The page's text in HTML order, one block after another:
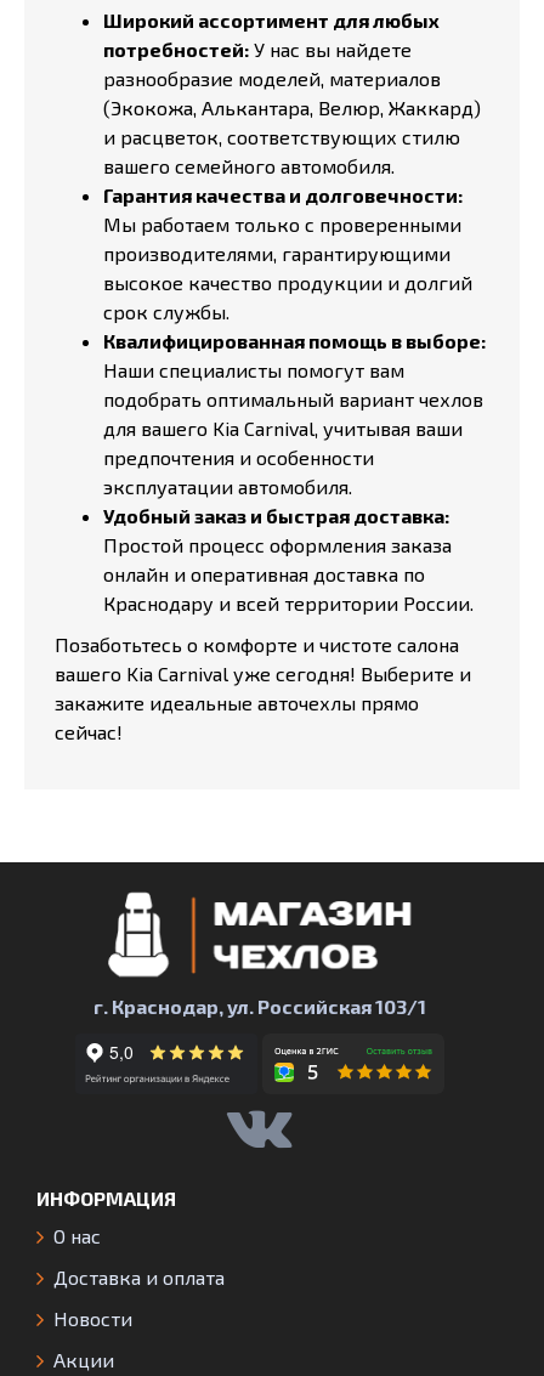
Широкий ассортимент для любых
потребностей: У нас вы найдете
разнообразие моделей, материалов
(Экокожа, Алькантара, Велюр, Жаккард)
и расцветок, соответствующих стилю
вашего семейного автомобиля.
Гарантия качества и долговечности:
Мы работаем только с проверенными
производителями, гарантирующими
высокое качество продукции и долгий
срок службы.
Квалифицированная помощь в выборе:
Наши специалисты помогут вам
подобрать оптимальный вариант чехлов
для вашего Kia Carnival, учитывая ваши
предпочтения и особенности
эксплуатации автомобиля.
Удобный заказ и быстрая доставка:
Простой процесс оформления заказа
онлайн и оперативная доставка по
Краснодару и всей территории России.
Позаботьтесь о комфорте и чистоте салона
вашего Kia Carnival уже сегодня! Выберите и
закажите идеальные авточехлы прямо
сейчас!
г. Краснодар, ул. Российская 103/1
ИНФОРМАЦИЯ
О нас
Доставка и оплата
Новости
Акции